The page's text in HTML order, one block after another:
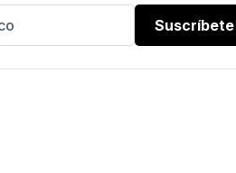
Suscríbete